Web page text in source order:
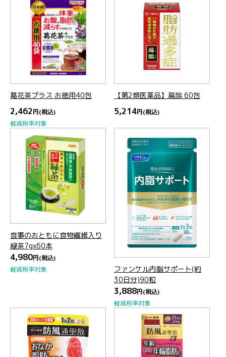
葛花茶プラス お徳用40包
2,462円(税込)
軽減税率対象
【第2類医薬品】扁鵲 60包
5,214円(税込)
食事のおともに食物繊維入り
緑茶7gx60本
4,980円(税込)
軽減税率対象
ファンケル内脂サポート(約
30日分)90粒
3,888円(税込)
軽減税率対象